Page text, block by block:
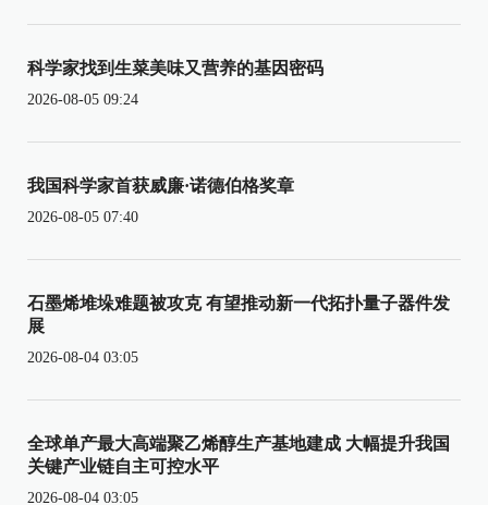
科学家找到生菜美味又营养的基因密码
2026-08-05 09:24
我国科学家首获威廉·诺德伯格奖章
2026-08-05 07:40
石墨烯堆垛难题被攻克 有望推动新一代拓扑量子器件发
展
2026-08-04 03:05
全球单产最大高端聚乙烯醇生产基地建成 大幅提升我国
关键产业链自主可控水平
2026-08-04 03:05